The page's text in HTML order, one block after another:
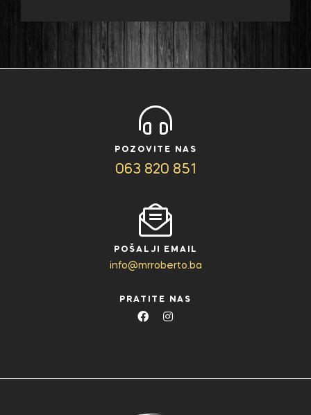
POZOVITE NAS
063 820 851
POŠALJI EMAIL
info@mrroberto.ba
PRATITE NAS